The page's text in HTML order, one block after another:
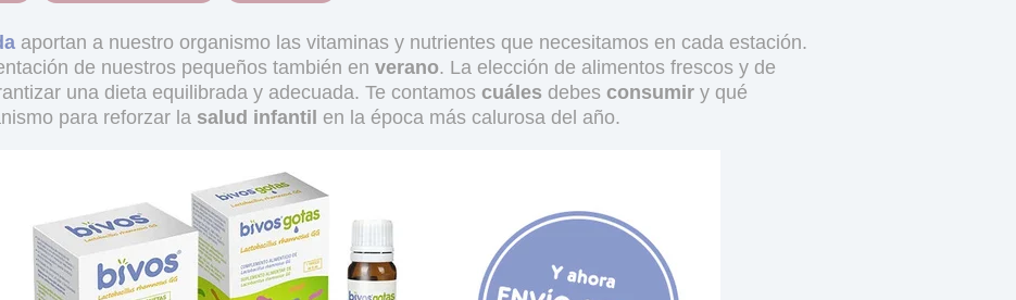
aportan a nuestro organismo las vitaminas y nutrientes que necesitamos en cada estación.
de nuestros pequeños también en verano. La elección de alimentos frescos y de
una dieta equilibrada y adecuada. Te contamos cuáles debes consumir y qué
para reforzar la salud infantil en la época más calurosa del año.